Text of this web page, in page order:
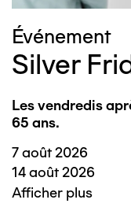
Événement
Silver
Les vendredis
65 ans.
7 août 2026
14 août 2026
Afficher plus